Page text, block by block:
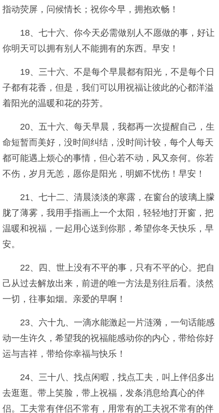
指动荧屏，问候情长；祝你今早，拥抱欢畅！
18、七十六、你今天必需做别人不愿做的事，好让
你明天可以拥有别人不能拥有的东西。早安！
19、三十六、不是每个早晨都有阳光，不是每个日
子都有花香，但是，我们可以用祝福让彼此的心都洋溢
着阳光的温暖和花的芬芳。
20、五十六、每天早晨，我都再一次提醒自己，生
命短暂而美好，没时间纠结，没时间计较，每个人每天
都可能遇上烦心的事情，但心若不动，风又奈何。你若
不伤，岁月无恙，愿你是阳光，明媚不忧伤！早安！
21、七十二、清晨淡淡的寒露，在窗台的玻璃上朦
胧了薄雾，我用手指画上一个太阳，轻轻地打开窗，把
温暖和祝福，一起用心送到你那，希望你冬天快乐，早
安。
22、四、世上没有不平的事，只有不平的心。把自
己从过去解放出来，前进的唯一方法是别往后看。淡然
一切，往事如烟。亲爱的早啊！
23、六十九、一滴水能激起一片涟漪，一句话能感
动一生许久，希望我的祝福能感动你的内心，带给你好
运与吉祥，带给你幸福与快乐！
24、三十八、找点闲暇，找点工夫，叫上伴侣多出
去逛逛。带上笑脸，带上祝福，发条消息给真心的伴
侣。工夫常有伴侣不常有，用常有的工夫祝不常有的伴